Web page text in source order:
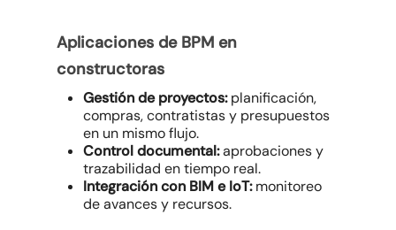
Aplicaciones de BPM en
constructoras
Gestión de proyectos:planificación,
compras, contratistas y presupuestos
en un mismo flujo.
Control documental:aprobaciones y
trazabilidad en tiempo real.
Integración con BIM e IoT:monitoreo
de avances y recursos.